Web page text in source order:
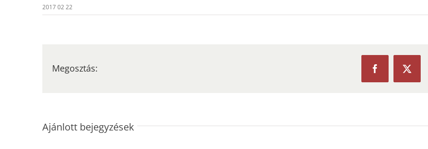
2017 02 22
Megosztás: FacebookX
Ajánlott bejegyzések